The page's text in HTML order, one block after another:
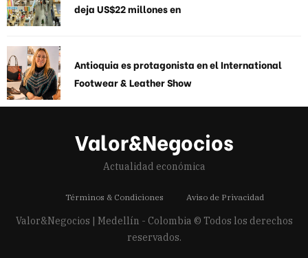
deja US$22 millones en
Antioquia es protagonista en el International
Footwear & Leather Show
Valor&Negocios
Actualidad económica
Términos & Condiciones Aviso de Privacidad